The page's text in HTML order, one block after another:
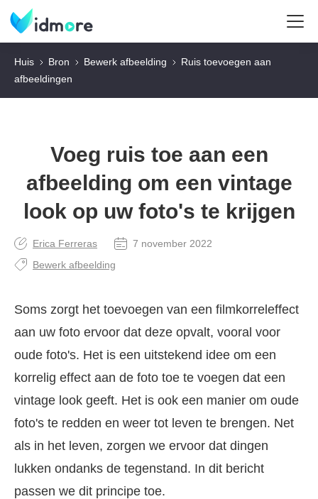
Huis Bron Bewerk afbeelding
Ruis toevoegen aan
afbeeldingen
Voeg ruis toe aan een
afbeelding om een vintage
look op uw foto's te krijgen
Erica Ferreras
7 november 2022
Bewerk afbeelding
Soms zorgt het toevoegen van een filmkorreleffect
aan uw foto ervoor dat deze opvalt, vooral voor
oude foto's. Het is een uitstekend idee om een
korrelig effect aan de foto toe te voegen dat een
vintage look geeft. Het is ook een manier om oude
foto's te redden en weer tot leven te brengen. Net
als in het leven, zorgen we ervoor dat dingen
lukken ondanks de tegenstand. In dit bericht
passen we dit principe toe.